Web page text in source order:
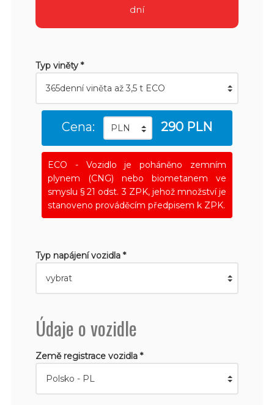
dní
Typ viněty *
Cena: 290 PLN
ECO - Vozidlo je poháněno zemním
plynem (CNG) nebo biometanem ve
smyslu § 21 odst. 3 ZPK, jehož množství je
stanoveno prováděcím předpisem k ZPK.
Typ napájení vozidla *
Údaje o vozidle
Země registrace vozidla *